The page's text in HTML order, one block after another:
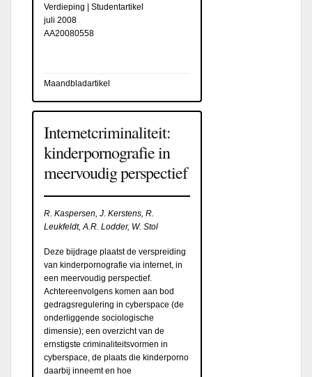
Verdieping | Studentartikel
juli 2008
AA20080558
Maandbladartikel
Internetcriminaliteit:
kinderpornografie in
meervoudig perspectief
R. Kaspersen, J. Kerstens, R.
Leukfeldt, A.R. Lodder, W. Stol
Deze bijdrage plaatst de verspreiding
van kinderpornografie via internet, in
een meervoudig perspectief.
Achtereenvolgens komen aan bod
gedragsregulering in cyberspace (de
onderliggende sociologische
dimensie); een overzicht van de
ernstigste criminaliteitsvormen in
cyberspace, de plaats die kinderporno
daarbij inneemt en hoe